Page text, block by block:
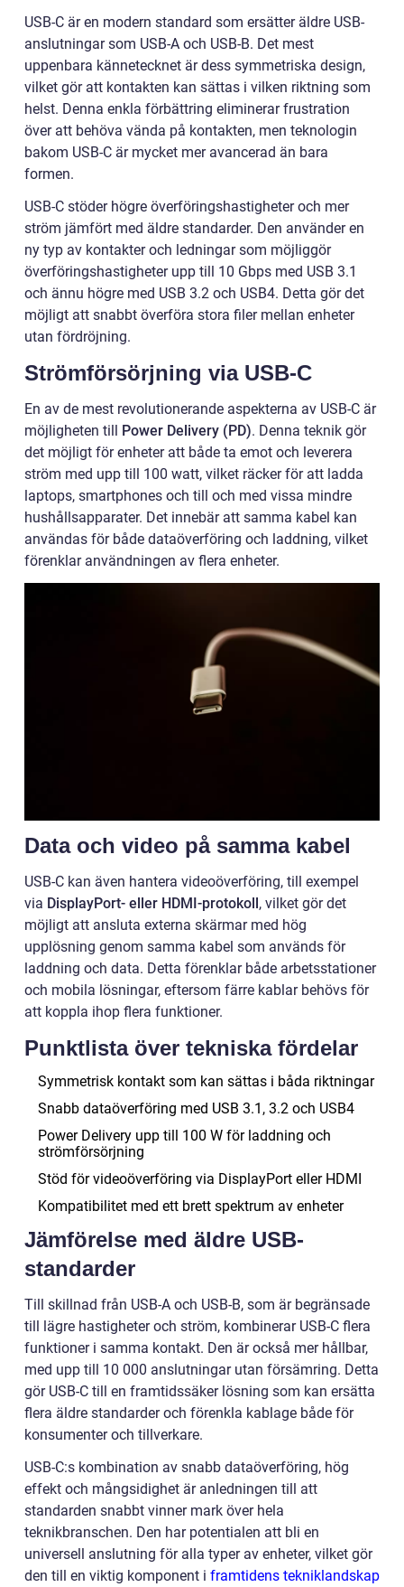
USB-C är en modern standard som ersätter äldre USB-
anslutningar som USB-A och USB-B. Det mest
uppenbara kännetecknet är dess symmetriska design,
vilket gör att kontakten kan sättas i vilken riktning som
helst. Denna enkla förbättring eliminerar frustration
över att behöva vända på kontakten, men teknologin
bakom USB-C är mycket mer avancerad än bara
formen.
USB-C stöder högre överföringshastigheter och mer
ström jämfört med äldre standarder. Den använder en
ny typ av kontakter och ledningar som möjliggör
överföringshastigheter upp till 10 Gbps med USB 3.1
och ännu högre med USB 3.2 och USB4. Detta gör det
möjligt att snabbt överföra stora filer mellan enheter
utan fördröjning.
Strömförsörjning via USB-C
En av de mest revolutionerande aspekterna av USB-C är
möjligheten till
Power Delivery (PD). Denna teknik gör
det möjligt för enheter att både ta emot och leverera
ström med upp till 100 watt, vilket räcker för att ladda
laptops, smartphones och till och med vissa mindre
hushållsapparater. Det innebär att samma kabel kan
användas för både dataöverföring och laddning, vilket
förenklar användningen av flera enheter.
Data och video på samma kabel
USB-C kan även hantera videoöverföring, till exempel
via DisplayPort- eller HDMI-protokoll, vilket gör det
möjligt att ansluta externa skärmar med hög
upplösning genom samma kabel som används för
laddning och data. Detta förenklar både arbetsstationer
och mobila lösningar, eftersom färre kablar behövs för
att koppla ihop flera funktioner.
Punktlista över tekniska fördelar
Symmetrisk kontakt som kan sättas i båda riktningar
Snabb dataöverföring med USB 3.1, 3.2 och USB4
Power Delivery upp till 100 W för laddning och
strömförsörjning
Stöd för videoöverföring via DisplayPort eller HDMI
Kompatibilitet med ett brett spektrum av enheter
Jämförelse med äldre USB-
standarder
Till skillnad från USB-A och USB-B, som är begränsade
till lägre hastigheter och ström, kombinerar USB-C flera
funktioner i samma kontakt. Den är också mer hållbar,
med upp till 10 000 anslutningar utan försämring. Detta
gör USB-C till en framtidssäker lösning som kan ersätta
flera äldre standarder och förenkla kablage både för
konsumenter och tillverkare.
USB-C:s kombination av snabb dataöverföring, hög
effekt och mångsidighet är anledningen till att
standarden snabbt vinner mark över hela
teknikbranschen. Den har potentialen att bli en
universell anslutning för alla typer av enheter, vilket gör
den till en viktig komponent i framtidens tekniklandskap